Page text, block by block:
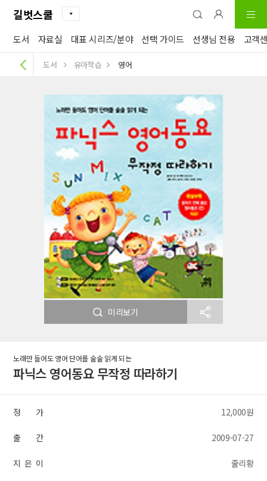
길벗스쿨
도서 자료실 대표 시리즈/분야 선택 가이드 선생님 전용 고객
도서 유아학습 영어
미리보기
노래만 들어도 영어 단어를 술술 읽게 되는
파닉스 영어동요 무작정 따라하기
정 가 12,000원
출 간 2009-07-27
지 은 이 줄리황